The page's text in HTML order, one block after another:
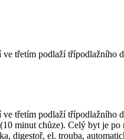
třetím podlaží třípodlažního
třetím podlaží třípodlažního
minut chůze). Celý byt je
digestoř, el. trouba,